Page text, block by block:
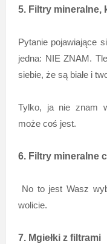
5. Filtry mineralne,
Pytanie pojawiające
jedna: NIE ZNAM.
siebie, że są białe i
Tylko, ja nie znam
może coś jest.
6. Filtry mineralne
No to jest Wasz
wolicie.
7. Mgiełki z filtrami